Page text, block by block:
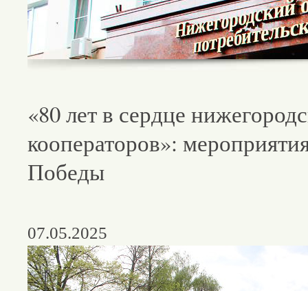
«80 лет в сердце
кооператоров»:
Победы
07.05.2025